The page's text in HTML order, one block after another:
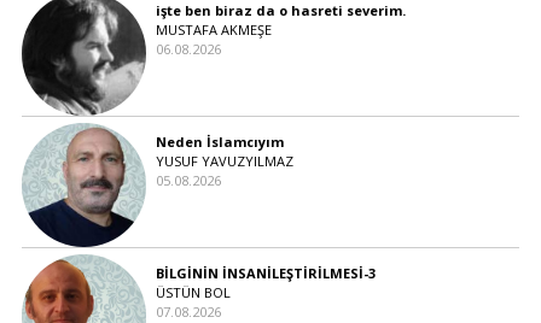
işte ben biraz da o hasreti severim.
MUSTAFA AKMEŞE
06.08.2026
Neden İslamcıyım
YUSUF YAVUZYILMAZ
05.08.2026
BİLGİNİN İNSANİLEŞTİRİLMESİ-3
ÜSTÜN BOL
07.08.2026